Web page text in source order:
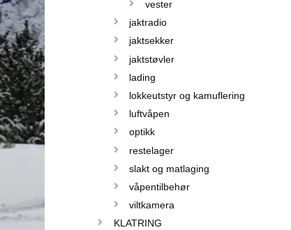
vester
jaktradio
jaktsekker
jaktstøvler
lading
lokkeutstyr og kamuflering
luftvåpen
optikk
restelager
slakt og matlaging
våpentilbehør
viltkamera
KLATRING